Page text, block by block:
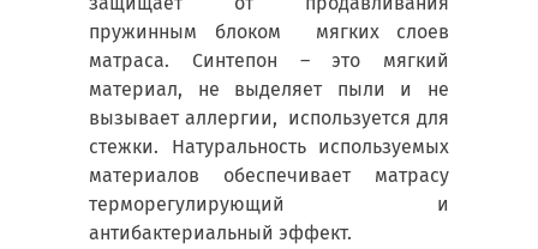
пружинным блоком мягких слоев
матраса. Синтепон – это мягкий
материал, не выделяет пыли и не
вызывает аллергии, используется для
стежки. Натуральность используемых
материалов обеспечивает матрасу
терморегулирующий и
антибактериальный эффект.